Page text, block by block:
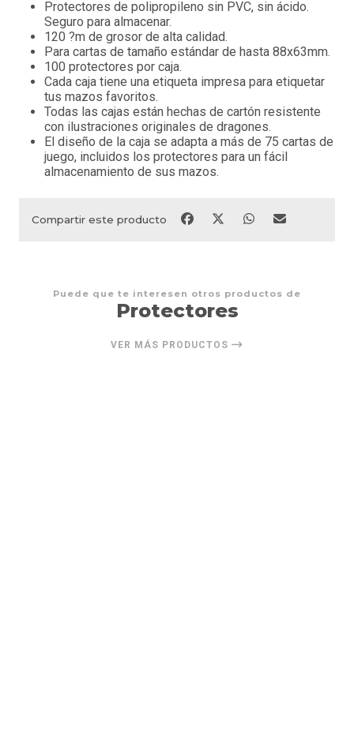
Protectores de polipropileno sin PVC, sin ácido.
Seguro para almacenar.
120 ?m de grosor de alta calidad.
Para cartas de tamaño estándar de hasta 88x63mm.
100 protectores por caja.
Cada caja tiene una etiqueta impresa para etiquetar
tus mazos favoritos.
Todas las cajas están hechas de cartón resistente
con ilustraciones originales de dragones.
El diseño de la caja se adapta a más de 75 cartas de
juego, incluidos los protectores para un fácil
almacenamiento de sus mazos.
Compartir este producto
Puede que te interesen otros productos de
Protectores
VER MÁS PRODUCTOS